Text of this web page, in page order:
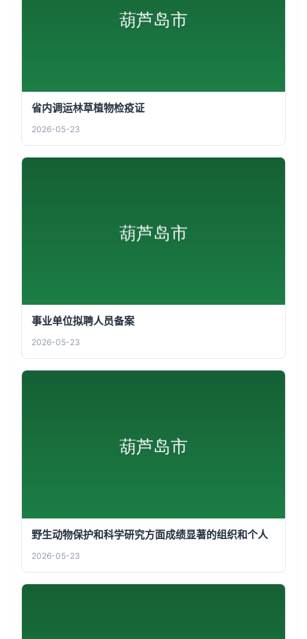
省内调运林草植物检疫证
2026-05-23
事业单位拟聘人员备案
2026-05-23
野生动物保护和科学研究方面成绩显著的组织和个人
2026-05-23